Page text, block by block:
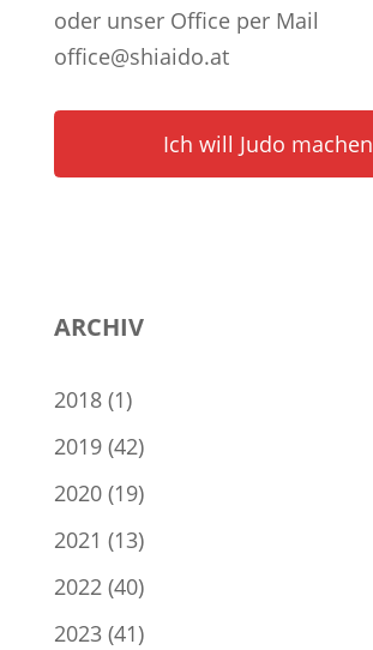
oder unser Office per Mail
office@shiaido.at
Ich will Judo machen
ARCHIV
2018(1)
2019(42)
2020(19)
2021 (13)
2022(40)
2023(41)